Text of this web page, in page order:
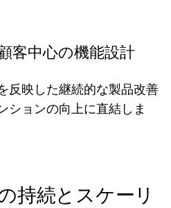
客中心の機能設計
反映した継続的な製品改善
ションの向上に直結しま
持続とスケーリ